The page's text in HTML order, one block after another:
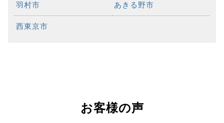
羽村市 あきる野市
西東京市
お客様の声